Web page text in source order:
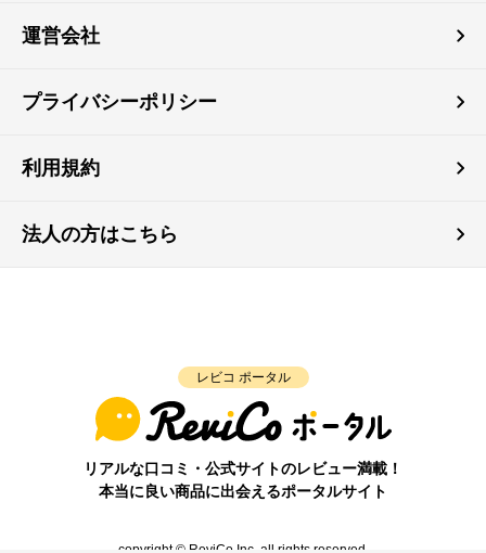
運営会社
プライバシーポリシー
利用規約
法人の方はこちら
レビコ ポータル
リアルな口コミ・公式サイトのレビュー満載！
本当に良い商品に出会えるポータルサイト
copyright © ReviCo Inc. all rights reserved.